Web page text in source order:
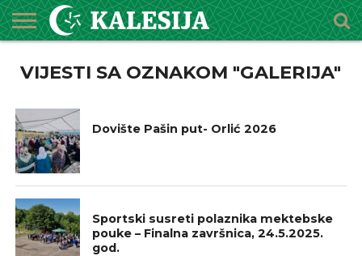
O
MEDŽLISU
DŽEMATI
IMAMI
MEKTEBSKI
CENTAR
VIJESTI
HUTBE
NAJAVE
KALENDAR
KONTAKT
VIJESTI SA OZNAKOM "GALERIJA"
Dovište Pašin put- Orlić 2026
Sportski susreti polaznika mektebske
pouke – Finalna završnica, 24.5.2025.
god.